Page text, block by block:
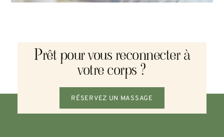
Prêt pour vous reconnecter à
votre corps ?
RÉSERVEZ UN MASSAGE